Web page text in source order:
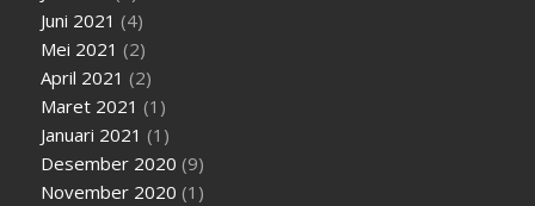
Juni 2021 (4)
Mei 2021 (2)
April 2021 (2)
Maret 2021 (1)
Januari 2021 (1)
Desember 2020 (9)
November 2020 (1)